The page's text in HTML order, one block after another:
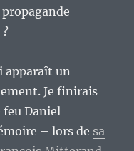
apparaît un
Je finirais
Daniel
– lors de sa